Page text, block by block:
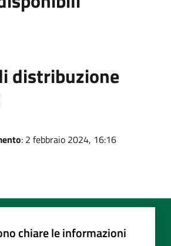
distribuzione
: 2 febbraio 2024, 16:16
chiare le informazioni